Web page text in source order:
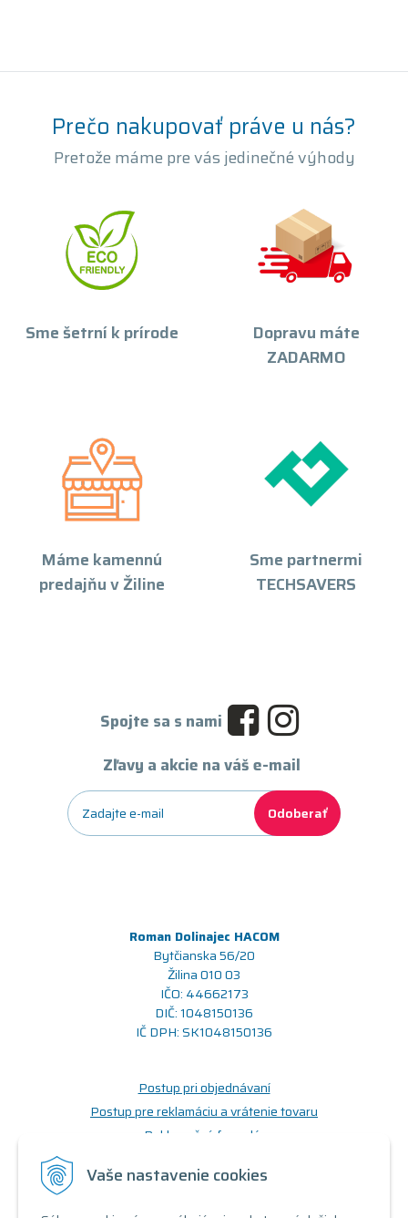
Vaše nastavenie cookies
Prečo nakupovať práve u nás?
Pretože máme pre vás jedinečné výhody
Sme šetrní k prírode
Dopravu máte
ZADARMO
Máme kamennú
predajňu v Žiline
Sme partnermi
TECHSAVERS
Spojte sa s nami
Zľavy a akcie na váš e-mail
Odoberať
Roman Dolinajec HACOM
Bytčianska 56/20
Žilina 010 03
IČO: 44662173
DIČ: 1048150136
IČ DPH: SK1048150136
Postup pri objednávaní
Postup pre reklamáciu a vrátenie tovaru
Reklamačný formulár